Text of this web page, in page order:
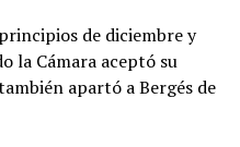
de diciembre y
la Cámara aceptó su
apartó a Bergés de